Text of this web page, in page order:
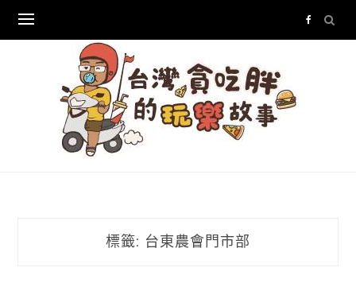
content
標籤: 台東農會門市部